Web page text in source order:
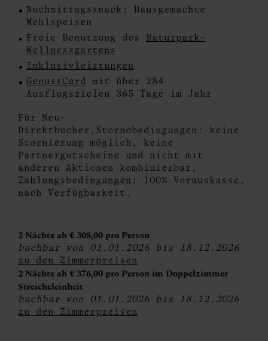
Nachmittagssnack: Hausgemachte
Mehlspeisen
Freie Benutzung des Naturpark-
Wellnessgartens
Inklusivleistungen
GenussCard mit über 284
Ausflugszielen 365 Tage im Jahr
Für Neu-
Direktbucher,Stornobedingungen: keine
Stornierung möglich, keine
Partnergutscheine und nicht mit
anderen Aktionen kombinierbar,
Zahlungsbedingungen: 100% Vorauskasse,
nach Verfügbarkeit.
2 Nächte ab € 308,00 pro Person
buchbar von 01.01.2026 bis 18.12.2026
zu den Zimmerpreisen
2 Nächte ab € 376,00 pro Person im Doppelzimmer
Streicheleinheit
buchbar von 01.01.2026 bis 18.12.2026
zu den Zimmerpreisen